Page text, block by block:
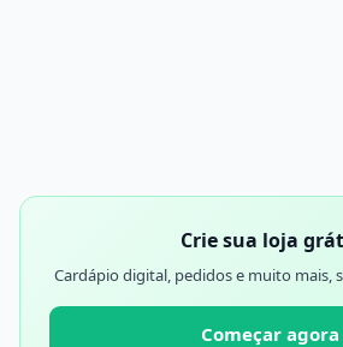
Crie sua loja
Cardápio digital, pedidos e muito mais,
Começar agora